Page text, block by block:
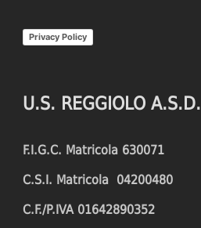
Privacy Policy
U.S. REGGIOLO A.S.D.
F.I.G.C. Matricola 630071
C.S.I. Matricola 04200480
C.F./P.IVA 01642890352